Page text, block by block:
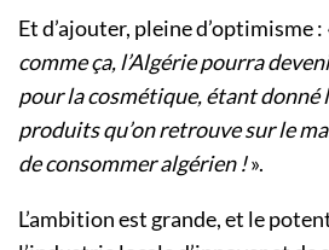
Et d’ajouter, pleine d’optimisme :
comme ça, l’Algérie pourra
pour la cosmétique, étant donné
produits qu’on retrouve sur le
de consommer algérien !».
L’ambition est grande, et le